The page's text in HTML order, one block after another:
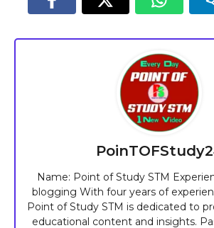
Name: Point of Study STM
blogging With four years of
Point of Study STM is dedicated to
educational content and insights.